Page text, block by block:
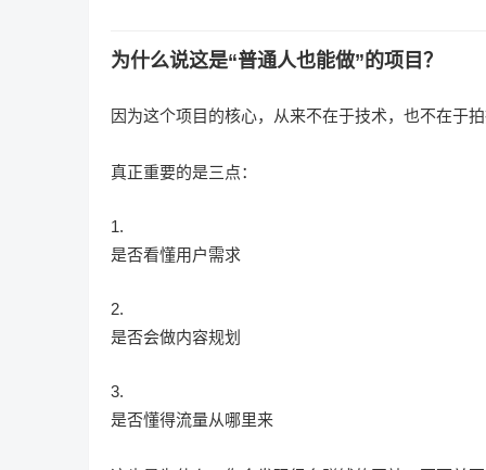
为什么说这是“普通人也能做”的项目？
因为这个项目的核心，从来不在于技术，也不在于
真正重要的是三点：
是否看懂用户需求
是否会做内容规划
是否懂得流量从哪里来